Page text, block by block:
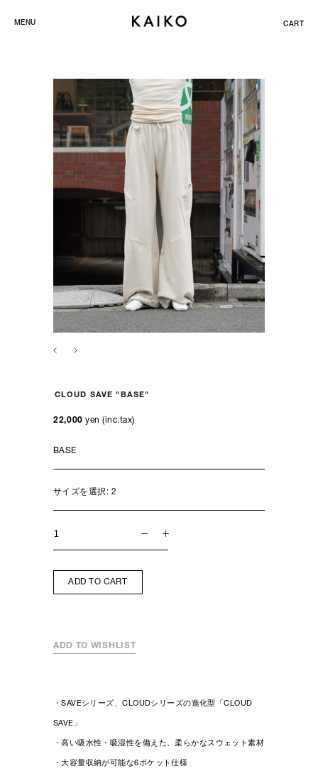
MENU CART
CLOUD SAVE "BASE"
22,000 yen (inc.tax)
サイズを選択: 2
ADD TO CART
ADD TO WISHLIST
・SAVEシリーズ、CLOUDシリーズの進化型「CLOUD
SAVE」
・高い吸水性・吸湿性を備えた、柔らかなスウェット素材
・大容量収納が可能な6ポケット仕様